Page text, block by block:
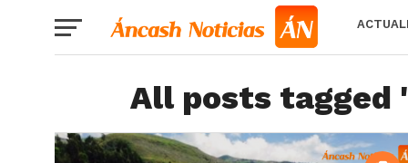
All posts tagged